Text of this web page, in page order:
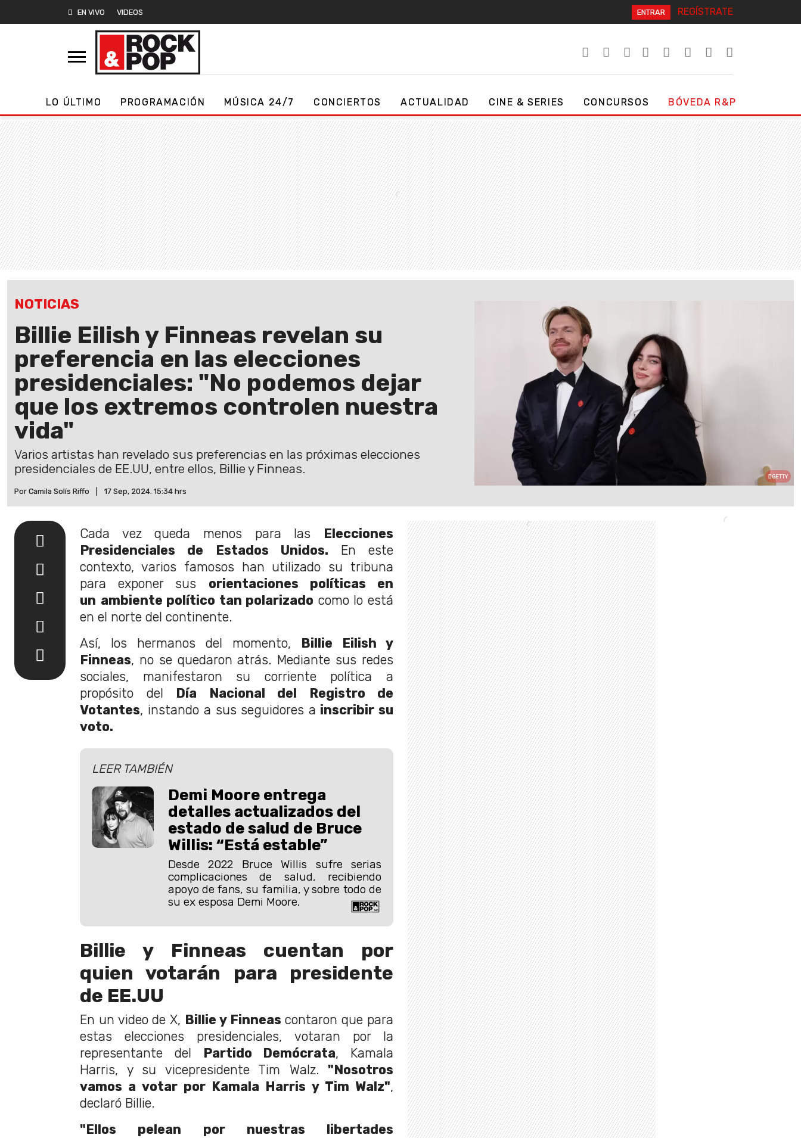
EN VIVO VIDEOS ENTRAR REGÍSTRATE
LO ÚLTIMO PROGRAMACIÓN MÚSICA 24/7 CONCIERTOS ACTUALIDAD CINE & SERIES CONCURSOS BÓVEDA R&P
NOTICIAS
Billie Eilish y Finneas revelan su
preferencia en las elecciones
presidenciales: "No podemos dejar
que los extremos controlen nuestra
vida"
Varios artistas han revelado sus preferencias en las próximas elecciones
presidenciales de EE.UU, entre ellos, Billie y Finneas.
Por Camila Solís Riffo 17 Sep, 2024. 15:34 hrs
GETTY
Cada vez queda menos para las Elecciones
Presidenciales de Estados Unidos. En este
contexto, varios famosos han utilizado su tribuna
para exponer sus orientaciones políticas en
un ambiente político tan polarizado como lo está
en el norte del continente.
Así, los hermanos del momento, Billie Eilish y
Finneas, no se quedaron atrás. Mediante sus redes
sociales, manifestaron su corriente política a
propósito del Día Nacional del Registro de
Votantes, instando a sus seguidores a inscribir su
voto.
LEER TAMBIÉN
Demi Moore entrega
detalles actualizados del
estado de salud de Bruce
Willis: “Está estable”
Desde 2022 Bruce Willis sufre serias
complicaciones de salud, recibiendo
apoyo de fans, su familia, y sobre todo de
su ex esposa Demi Moore.
Billie y Finneas cuentan por
quien votarán para presidente
de EE.UU
En un video de X, Billie y Finneas contaron que para
estas elecciones presidenciales, votaran por la
representante del Partido Demócrata, Kamala
Harris, y su vicepresidente Tim Walz. "Nosotros
vamos a votar por Kamala Harris y Tim Walz",
declaró Billie.
"Ellos pelean por nuestras libertades